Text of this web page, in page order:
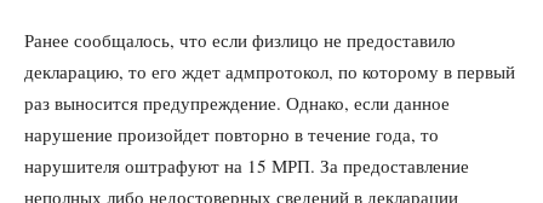
Ранее сообщалось, что если физлицо не предоставило
декларацию, то его ждет адмпротокол, по которому в первый
раз выносится предупреждение. Однако, если данное
нарушение произойдет повторно в течение года, то
нарушителя оштрафуют на 15 МРП. За предоставление
неполных либо недостоверных сведений в декларации